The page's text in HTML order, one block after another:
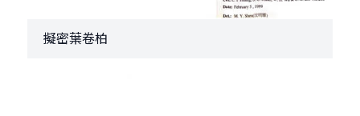
擬密葉卷柏